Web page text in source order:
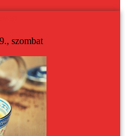
szombat